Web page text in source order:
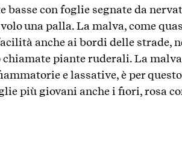
basse con foglie segnate da
una palla. La malva, come
anche ai bordi delle strade,
piante ruderali. La
e lassative, è per
più giovani anche i fiori, rosa